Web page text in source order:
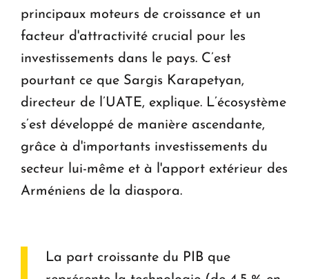
principaux moteurs de croissance et un
facteur d'attractivité crucial pour les
investissements dans le pays. C’est
pourtant ce que Sargis Karapetyan,
directeur de l’UATE, explique. L’écosystème
s’est développé de manière ascendante,
grâce à d'importants investissements du
secteur lui-même et à l'apport extérieur des
Arméniens de la diaspora.
La part croissante du PIB que